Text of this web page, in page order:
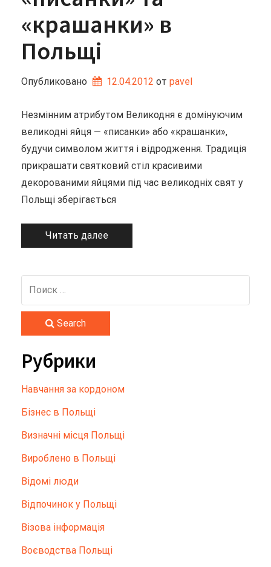
«крашанки» в
Польщі
Опубликовано 12.04.2012 от pavel
Незмінним атрибутом Великодня є домінуючим
великодні яйця — «писанки» або «крашанки»,
будучи символом життя і відродження. Традиція
прикрашати святковий стіл красивими
декорованими яйцями під час великодніх свят у
Польщі зберігається
Читать далее
Search
Рубрики
Hавчання за кордоном
Бізнес в Польщі
Визначні місця Польщі
Вироблено в Польщі
Відомі люди
Відпочинок у Польщі
Візова інформація
Воєводства Польщі